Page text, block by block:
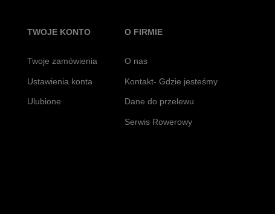
TWOJE KONTO
Twoje zamówienia
Ustawienia konta
Ulubione
O FIRMIE
O nas
Kontakt- Gdzie jesteśmy
Dane do przelewu
Serwis Rowerowy